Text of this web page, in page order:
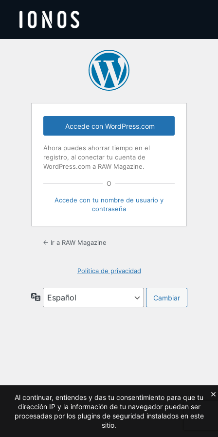
Accede con WordPress.com
Ahora puedes ahorrar tiempo en el
registro, al conectar tu cuenta de
WordPress.com a RAW Magazine.
O
Accede con tu nombre de usuario y
contraseña
← Ir a RAW Magazine
Política de privacidad
Idioma
Al continuar, entiendes y das tu consentimiento para que tu
dirección IP y la información de tu navegador puedan ser
procesadas por los plugins de seguridad instalados en este
sitio.
×